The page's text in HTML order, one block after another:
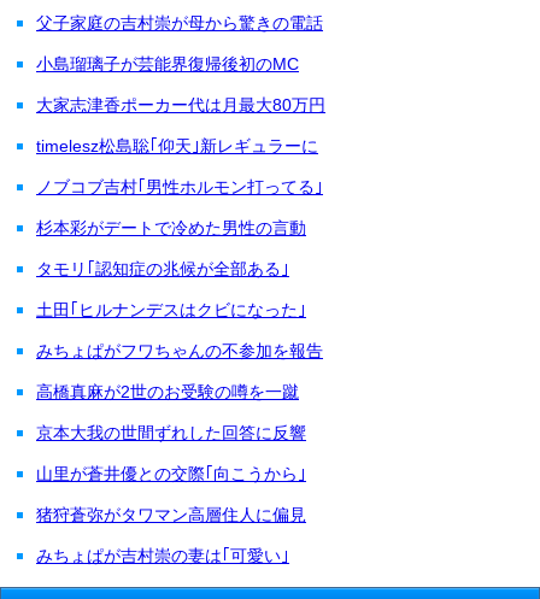
父子家庭の吉村崇が母から驚きの電話
小島瑠璃子が芸能界復帰後初のMC
大家志津香ポーカー代は月最大80万円
timelesz松島聡｢仰天｣新レギュラーに
ノブコブ吉村｢男性ホルモン打ってる｣
杉本彩がデートで冷めた男性の言動
タモリ｢認知症の兆候が全部ある｣
土田｢ヒルナンデスはクビになった｣
みちょぱがフワちゃんの不参加を報告
高橋真麻が2世のお受験の噂を一蹴
京本大我の世間ずれした回答に反響
山里が蒼井優との交際｢向こうから｣
猪狩蒼弥がタワマン高層住人に偏見
みちょぱが吉村崇の妻は｢可愛い｣